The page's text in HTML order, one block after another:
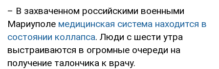
– В захваченном российскими военными
Мариуполе медицинская система находится в
состоянии коллапса. Люди с шести утра
выстраиваются в огромные очереди на
получение талончика к врачу.